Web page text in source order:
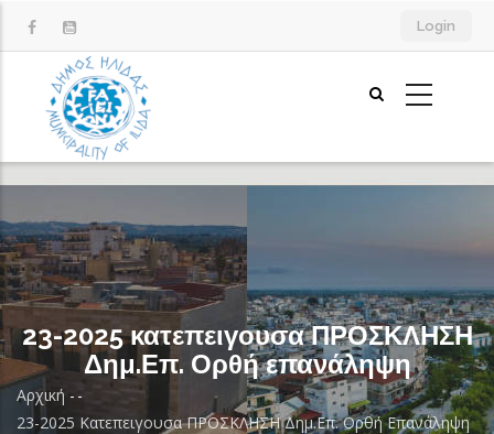
προς
περιεχόμενο
Login
23-2025 κατεπειγουσα ΠΡΟΣΚΛΗΣΗ
Δημ.Επ. Ορθή επανάληψη
Breadcrumb
Αρχική - -
23-2025 Κατεπειγουσα ΠΡΟΣΚΛΗΣΗ Δημ.Επ. Ορθή Επανάληψη